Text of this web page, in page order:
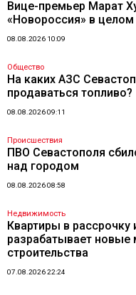
Вице-премьер Марат
«Новороссия» в целом
08.08.2026 10:09
Общество
На каких АЗС
продаваться топливо?
08.08.2026 09:11
Происшествия
ПВО Севастополя
над городом
08.08.2026 08:58
Недвижимость
Квартиры в
разрабатывает
строительства
07.08.2026 22:24